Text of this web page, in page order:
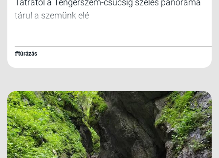
Tátrától a Tengerszem-csúcsig széles panoráma
tárul a szemünk elé
#túrázás